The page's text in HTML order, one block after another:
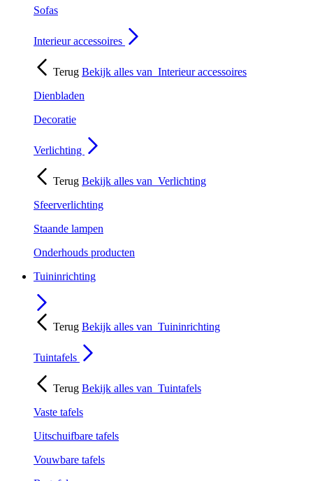
Sofas
Interieur accessoires
Terug Bekijk alles van Interieur accessoires
Dienbladen
Decoratie
Verlichting
Terug Bekijk alles van Verlichting
Sfeerverlichting
Staande lampen
Onderhouds producten
Tuininrichting
Terug Bekijk alles van Tuininrichting
Tuintafels
Terug Bekijk alles van Tuintafels
Vaste tafels
Uitschuifbare tafels
Vouwbare tafels